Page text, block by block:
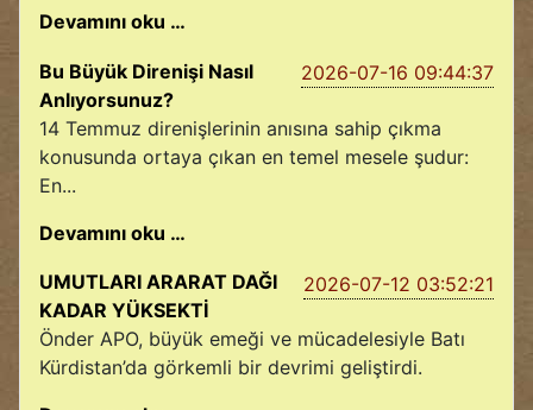
Devamını oku …
2026-07-16 09:44:37
Bu Büyük Direnişi Nasıl
Anlıyorsunuz?
14 Temmuz direnişlerinin anısına sahip çıkma
konusunda ortaya çıkan en temel mesele şudur:
En...
Devamını oku …
2026-07-12 03:52:21
UMUTLARI ARARAT DAĞI
KADAR YÜKSEKTİ
Önder APO, büyük emeği ve mücadelesiyle Batı
Kürdistan’da görkemli bir devrimi geliştirdi.